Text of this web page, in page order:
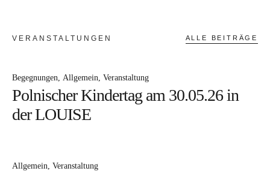
Schlesiersee Berichte
Studienreisen
Begegnungen
VERANSTALTUNGEN ALLE BEITRÄGE
Begegnungen Allgemein Veranstaltung
Polnischer Kindertag am 30.05.26 in
der LOUISE
Allgemein Veranstaltung